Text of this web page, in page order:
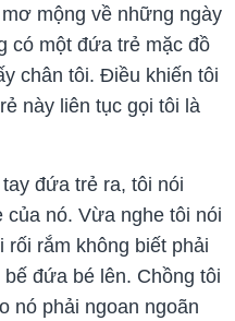
mộng về những ngày
có một đứa trẻ mặc đồ
chân tôi. Điều khiến tôi
này liên tục gọi tôi là
đứa trẻ ra, tôi nói
của nó. Vừa nghe tôi nói
rắm không biết phải
đứa bé lên. Chồng tôi
nó phải ngoan ngoãn